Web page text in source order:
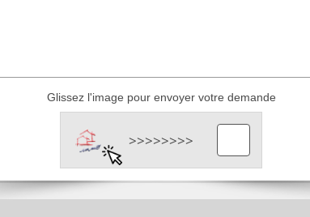
Glissez l'image pour envoyer votre demande